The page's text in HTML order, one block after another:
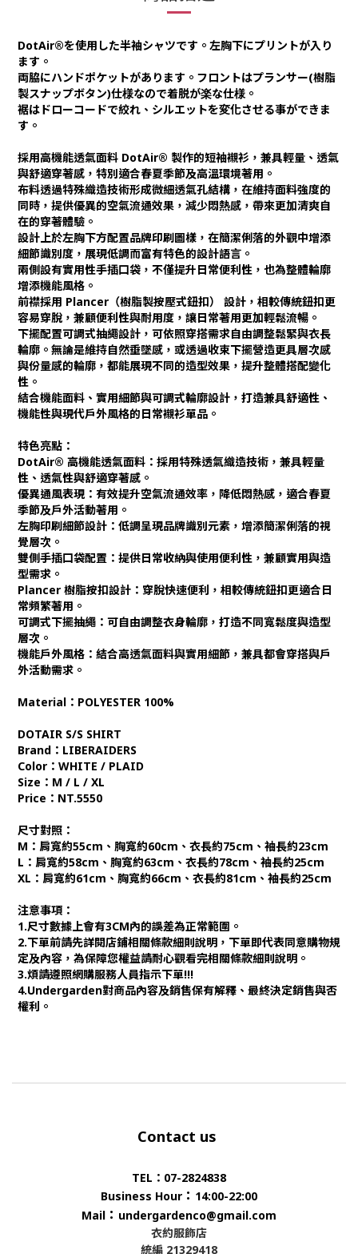
DotAir®を使用した半袖シャツです。左胸下にプリントが入り
ます。
両脇にハンドポケットがあります。フロントはプランサー(樹脂
製スナップボタン)仕様なので着脱が楽な仕様。
裾はドローコードで絞れ、シルエットを変化させる事ができま
す。
採用高機能透氣面料 DotAir® 製作的短袖襯衫，兼具輕量、透氣
與舒適穿著感，特別適合春夏季節及高溫環境著用。
布料透過特殊織造技術形成微細透氣孔結構，在維持面料強度的
同時，提供優異的空氣流通效果，減少悶熱感，帶來更加清爽自
在的穿著體驗。
設計上於左胸下方配置品牌印刷圖樣，在簡潔俐落的外觀中增添
細節識別度，展現低調而富有特色的設計語言。
兩側設有實用性手插口袋，不僅提升日常便利性，也為整體輪廓
增添機能風格。
前襟採用 Plancer（樹脂製按壓式鈕扣） 設計，相較傳統鈕扣更
容易穿脫，兼顧便利性與耐用度，讓日常著用更加輕鬆流暢。
下擺配置可調式抽繩設計，可依照穿搭需求自由調整鬆緊與衣長
輪廓。無論是維持自然垂墜感，或透過收束下擺營造更具層次感
與份量感的輪廓，都能展現不同的造型效果，提升整體搭配變化
性。
結合機能面料、實用細節與可調式輪廓設計，打造兼具舒適性、
機能性與現代戶外風格的日常襯衫單品。
特色亮點：
DotAir® 高機能透氣面料：採用特殊透氣織造技術，兼具輕量
性、透氣性與舒適穿著感。
優異通風表現：有效提升空氣流通效率，降低悶熱感，適合春夏
季節及戶外活動著用。
左胸印刷細節設計：低調呈現品牌識別元素，增添簡潔俐落的視
覺層次。
雙側手插口袋配置：提供日常收納與使用便利性，兼顧實用與造
型需求。
Plancer 樹脂按扣設計：穿脫快速便利，相較傳統鈕扣更適合日
常頻繁著用。
可調式下擺抽繩：可自由調整衣身輪廓，打造不同寬鬆度與造型
層次。
機能戶外風格：結合高透氣面料與實用細節，兼具都會穿搭與戶
外活動需求。
Material：POLYESTER 100%
DOTAIR S/S SHIRT
Brand：LIBERAIDERS
Color：WHITE / PLAID
Size：M / L / XL
Price：NT.5550
尺寸對照：
M：肩寬約55cm、胸寬約60cm、衣長約75cm、袖長約23cm
L：肩寬約58cm、胸寬約63cm、衣長約78cm、袖長約25cm
XL：肩寬約61cm、胸寬約66cm、衣長約81cm、袖長約25cm
注意事項：
1.尺寸數據上會有3CM內的誤差為正常範圍。
2.下單前請先詳閱店鋪相關條款細則說明，下單即代表同意購物規
定及內容，為保障您權益請耐心觀看完相關條款細則說明。
3.煩請遵照網購服務人員指示下單!!!
4.Undergarden對商品內容及銷售保有解釋、最終決定銷售與否
權利。
Contact us
TEL：07-2824838
Business Hour ： 14:00-22:00
Mail ： undergardenco@gmail.com
衣約服飾店
統編 21329418